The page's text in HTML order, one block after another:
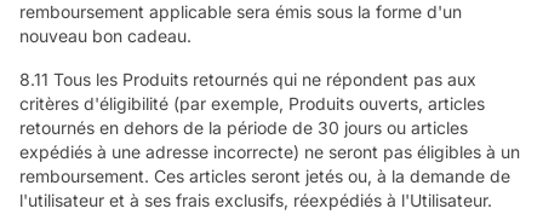
remboursement applicable sera émis sous la forme d'un
nouveau bon cadeau.
8.11 Tous les Produits retournés qui ne répondent pas aux
critères d'éligibilité (par exemple, Produits ouverts, articles
retournés en dehors de la période de 30 jours ou articles
expédiés à une adresse incorrecte) ne seront pas éligibles à un
remboursement. Ces articles seront jetés ou, à la demande de
l'utilisateur et à ses frais exclusifs, réexpédiés à l'Utilisateur.